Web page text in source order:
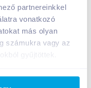
partnereinkkel
vonatkozó
más olyan
számukra vagy az